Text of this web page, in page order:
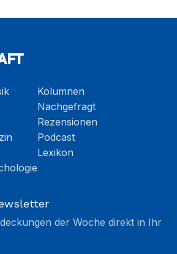
Kolumnen
Nachgefragt
Rezensionen
Podcast
Lexikon
der Woche direkt in Ihr